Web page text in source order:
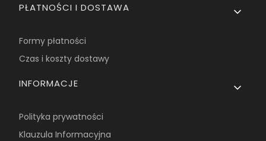
PŁATNOŚCI I DOSTAWA
Formy płatności
Czas i koszty dostawy
INFORMACJE
Polityka prywatności
Klauzula Informacyjna